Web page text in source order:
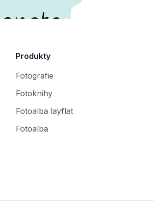
Produkty
Fotografie
Fotoknihy
Fotoalba layflat
Fotoalba